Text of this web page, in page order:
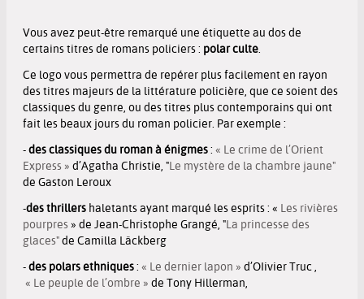
Vous avez peut-être remarqué une étiquette au dos de
certains titres de romans policiers : polar culte.
Ce logo vous permettra de repérer plus facilement en rayon
des titres majeurs de la littérature policière, que ce soient des
classiques du genre, ou des titres plus contemporains qui ont
fait les beaux jours du roman policier. Par exemple :
-des classiques du roman à énigmes: « Le crime de l’Orient
Express » d’Agatha Christie, "Le mystère de la chambre jaune"
de Gaston Leroux
-desthrillers haletants ayant marqué les esprits : « Les rivières
pourpres» de Jean-Christophe Grangé, "La princesse des
glaces"de Camilla Läckberg
-des polars ethniques: « Le dernier lapon » d’OIivier Truc ,
« Le peuple de l’ombre » de Tony Hillerman,